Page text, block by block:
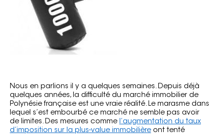
Nous en parlions il y a quelques semaines. Depuis déjà
quelques années, la difficulté du marché immobilier de
Polynésie française est une vraie réalité. Le marasme dans
lequel s’est embourbé ce marché ne semble pas avoir
de limites. Des mesures comme l’augmentation du taux
d’imposition sur la plus-value immobilière ont tenté